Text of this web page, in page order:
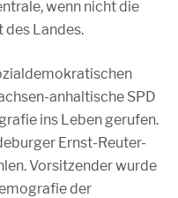
wenn nicht die
des Landes.
anhaltische SPD
ins Leben gerufen.
Ernst-Reuter-
Vorsitzender wurde
der